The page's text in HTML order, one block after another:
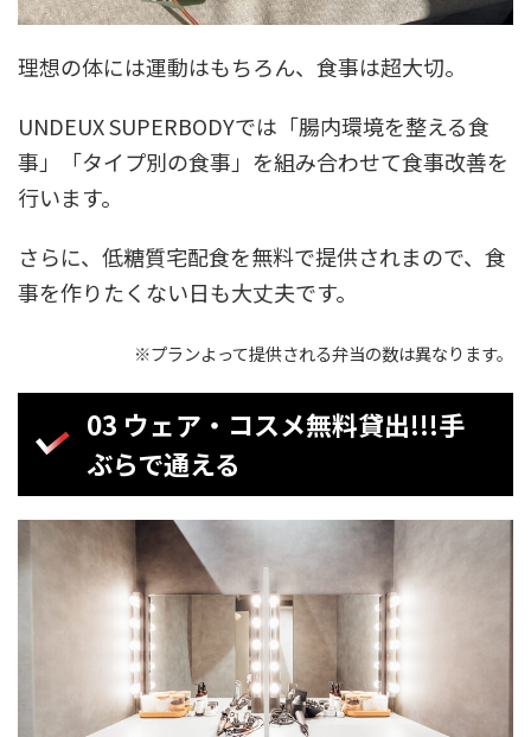
理想の体には運動はもちろん、食事は超大切。
UNDEUX SUPERBODYでは「腸内環境を整える食
事」「タイプ別の食事」を組み合わせて食事改善を
行います。
さらに、低糖質宅配食を無料で提供されまので、食
事を作りたくない日も大丈夫です。
※プランよって提供される弁当の数は異なります。
03 ウェア・コスメ無料貸出!!!手
ぶらで通える